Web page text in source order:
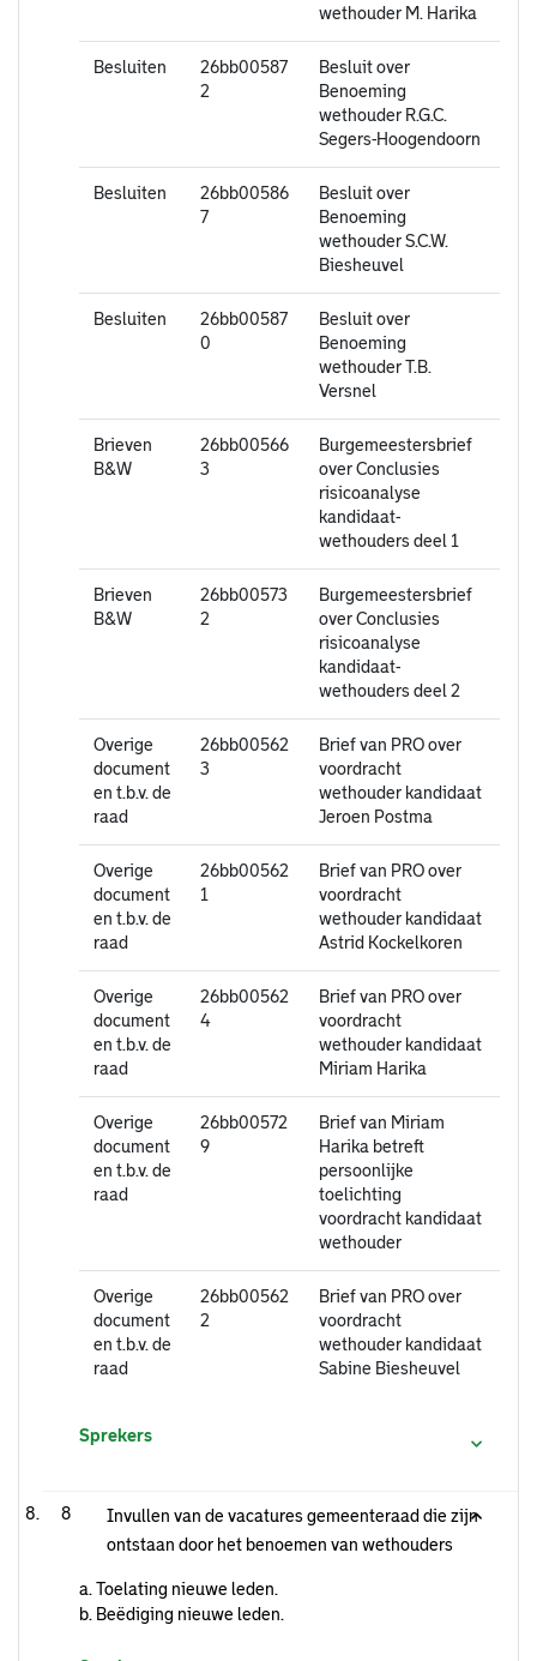
wethouder M. Harika
Besluiten
26bb00587
2
Besluit over
Benoeming
wethouder R.G.C.
Segers-Hoogendoorn
Besluiten
26bb00586
7
Besluit over
Benoeming
wethouder S.C.W.
Biesheuvel
Besluiten
26bb00587
0
Besluit over
Benoeming
wethouder T.B.
Versnel
Brieven
B&W
26bb00566
3
Burgemeestersbrief
over Conclusies
risicoanalyse
kandidaat-
wethouders deel 1
Brieven
B&W
26bb00573
2
Burgemeestersbrief
over Conclusies
risicoanalyse
kandidaat-
wethouders deel 2
Overige
document
en t.b.v. de
raad
26bb00562
3
Brief van PRO over
voordracht
wethouder kandidaat
Jeroen Postma
Overige
document
en t.b.v. de
raad
26bb00562
1
Brief van PRO over
voordracht
wethouder kandidaat
Astrid Kockelkoren
Overige
document
en t.b.v. de
raad
26bb00562
4
Brief van PRO over
voordracht
wethouder kandidaat
Miriam Harika
Overige
document
en t.b.v. de
raad
26bb00572
9
Brief van Miriam
Harika betreft
persoonlijke
toelichting
voordracht kandidaat
wethouder
Overige
document
en t.b.v. de
raad
26bb00562
2
Brief van PRO over
voordracht
wethouder kandidaat
Sabine Biesheuvel
Sprekers
8
Invullen van de vacatures gemeenteraad die zijn
ontstaan door het benoemen van wethouders
a. Toelating nieuwe leden.
b. Beëdiging nieuwe leden.